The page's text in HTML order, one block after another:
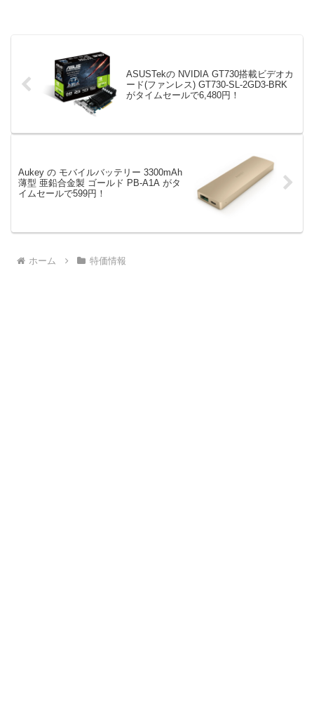
ASUSTekの NVIDIA GT730搭載ビデオカ
ード(ファンレス) GT730-SL-2GD3-BRK
がタイムセールで6,480円！
Aukey の モバイルバッテリー 3300mAh
薄型 亜鉛合金製 ゴールド PB-A1A がタ
イムセールで599円！
ホーム 特価情報